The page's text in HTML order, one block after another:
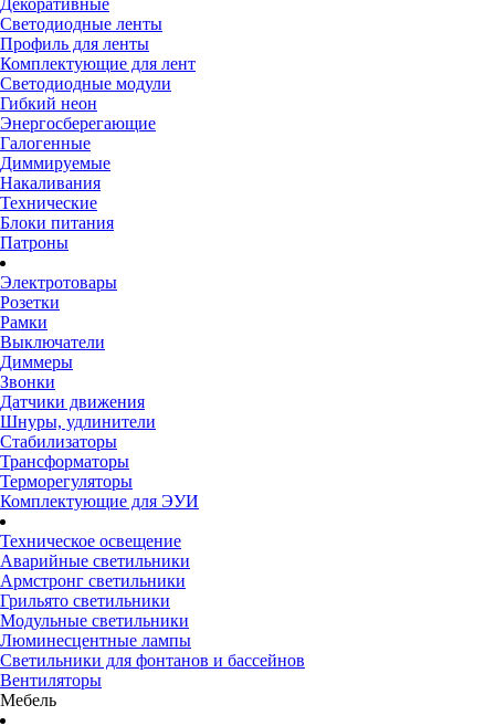
Декоративные
Светодиодные ленты
Профиль для ленты
Комплектующие для лент
Светодиодные модули
Гибкий неон
Энергосберегающие
Галогенные
Диммируемые
Накаливания
Технические
Блоки питания
Патроны
Электротовары
Розетки
Рамки
Выключатели
Диммеры
Звонки
Датчики движения
Шнуры, удлинители
Стабилизаторы
Трансформаторы
Терморегуляторы
Комплектующие для ЭУИ
Техническое освещение
Аварийные светильники
Армстронг светильники
Грильято светильники
Модульные светильники
Люминесцентные лампы
Светильники для фонтанов и бассейнов
Вентиляторы
Мебель